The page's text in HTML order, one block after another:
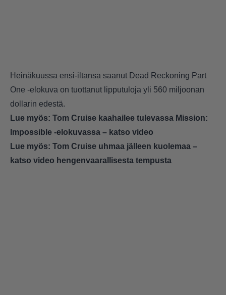
Heinäkuussa ensi-iltansa saanut Dead Reckoning Part
One -elokuva on tuottanut lipputuloja yli 560 miljoonan
dollarin edestä.
Lue myös: Tom Cruise kaahailee tulevassa Mission:
Impossible -elokuvassa – katso video
Lue myös: Tom Cruise uhmaa jälleen kuolemaa –
katso video hengenvaarallisesta tempusta